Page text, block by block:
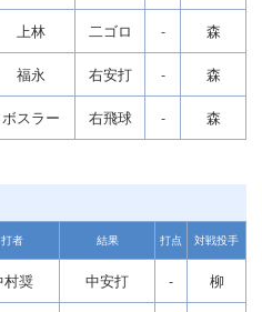
上林 二ゴロ - 森
福永 右安打 - 森
ボスラー 右飛球 - 森
打者 結果 打点 対戦投手
村奨 中安打 - 柳